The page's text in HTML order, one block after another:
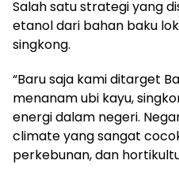
Salah satu strategi yang
etanol dari bahan baku
singkong.
“Baru saja kami ditarget
menanam ubi kayu,
energi dalam negeri.
climate yang sangat
perkebunan, dan